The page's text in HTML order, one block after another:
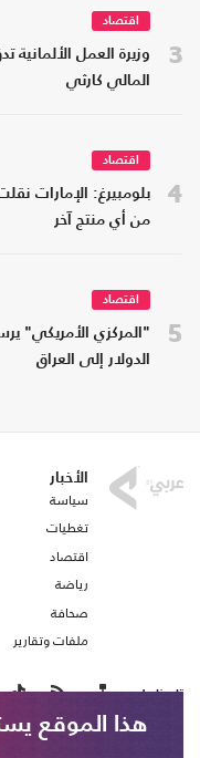
3
اقتصاد
وزيرة العمل
المالي كارثي
4
اقتصاد
بلومبيرغ: الإمارات
من أي منتج آخر
5
اقتصاد
"المركزي الأمريكي"
الدولار إلى العراق
الأخبار
سياسة
تغطيات
اقتصاد
رياضة
صحافة
ملفات وتقارير
تابعنا على
هذا الموقع